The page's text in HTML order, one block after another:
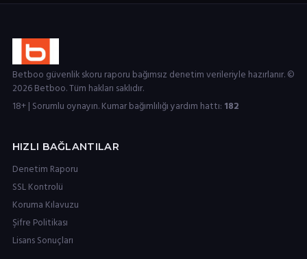
Betboo güvenlik skoru raporu bağımsız denetim verileriyle hazırlanır. ©
2026 Betboo. Tüm hakları saklıdır.
18+ | Sorumlu oynayın. Kumar bağımlılığı yardım hattı: 182
HIZLI BAĞLANTILAR
Denetim Raporu
SSL Kontrolü
Koruma Kılavuzu
Şifre Politikası
Lisans Sonuçları